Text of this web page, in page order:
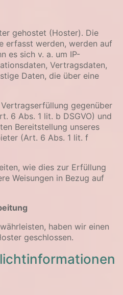
gehostet (Hoster). Die
erfasst werden, werden auf
es sich v. a. um IP-
Vertragsdaten,
Daten, die über eine
gegenüber
6 Abs. 1 lit. b DSGVO) und
Bereitstellung unseres
(Art. 6 Abs. 1 lit. f
wie dies zur Erfüllung
Weisungen in Bezug auf
haben wir einen
geschlossen.